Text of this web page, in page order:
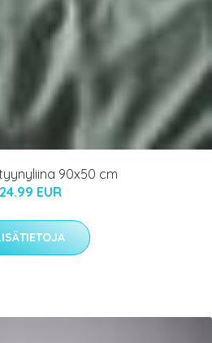
90x50 cm
24.99 EUR